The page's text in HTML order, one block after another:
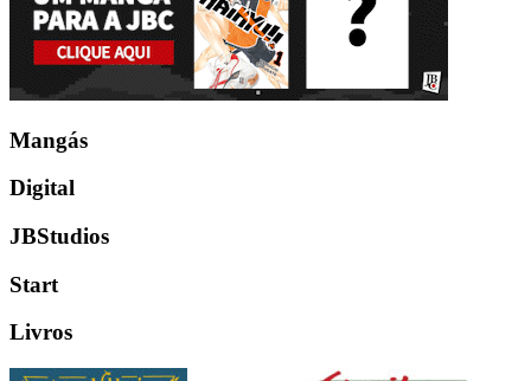
Mangás
Digital
JBStudios
Start
Livros